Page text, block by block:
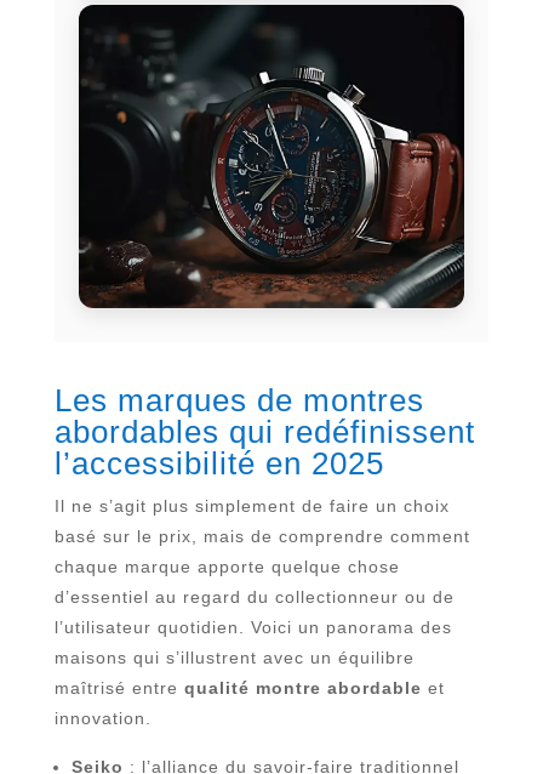
Les marques de montres
abordables qui redéfinissent
l’accessibilité en 2025
Il ne s’agit plus simplement de faire un choix
basé sur le prix, mais de comprendre comment
chaque marque apporte quelque chose
d’essentiel au regard du collectionneur ou de
l’utilisateur quotidien. Voici un panorama des
maisons qui s’illustrent avec un équilibre
maîtrisé entre qualité montre abordable et
innovation.
Seiko : l’alliance du savoir-faire traditionnel